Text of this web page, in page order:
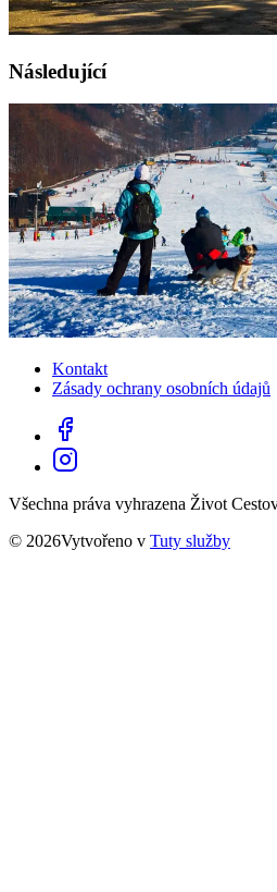
Následující
Kontakt
Zásady ochrany osobních údajů
Všechna práva vyhrazena Život
© 2026Vytvořeno v Tuty služby